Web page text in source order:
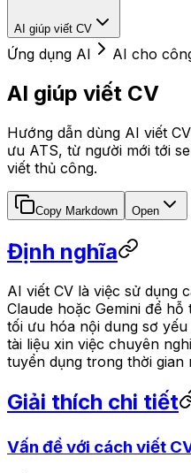
AI giúp viết CV
Ứng dụng AI AI cho
AI giúp viết CV
Hướng dẫn dùng AI viết
ưu ATS, từ người mới tới
viết thủ công.
Copy Markdown Open
Định nghĩa
AI viết CV là việc sử dụng
Claude hoặc Gemini để
tối ưu hóa nội dung sơ
tài liệu xin việc chuyên
tuyển dụng trong thời gian
Giải thích chi tiết
Vấn đề với cách viết